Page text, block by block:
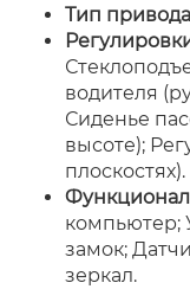
Тип
водителя
Сиденье
высоте);
плоскостях).
компьютер;
замок;
зеркал.